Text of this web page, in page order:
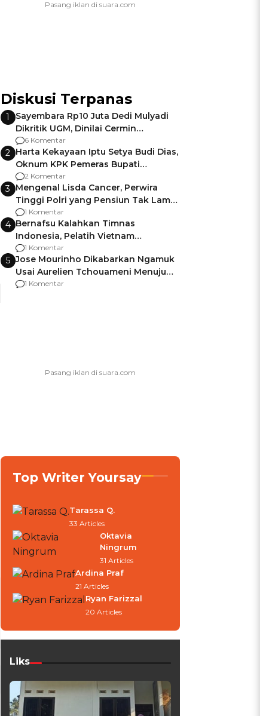
Diskusi Terpanas
1
Sayembara Rp10 Juta Dedi Mulyadi
Dikritik UGM, Dinilai Cermin
Gagalnya Negara Jamin Keamanan
6 Komentar
2 Harta Kekayaan Iptu Setya Budi Dias,
Oknum KPK Pemeras Bupati
Pemalang
2 Komentar
3 Mengenal Lisda Cancer, Perwira
Tinggi Polri yang Pensiun Tak Lama
Usai Jadi Brigjen
1 Komentar
4 Bernafsu Kalahkan Timnas
Indonesia, Pelatih Vietnam
Berencana Pakai Jimat di Pakansari
1 Komentar
5 Jose Mourinho Dikabarkan Ngamuk
Usai Aurelien Tchouameni Menuju
Manchester United
1 Komentar
Top Writer Yoursay
Tarassa Q.
33 Articles
Oktavia
Ningrum
31 Articles
Ardina Praf
21 Articles
Ryan Farizzal
20 Articles
Liks